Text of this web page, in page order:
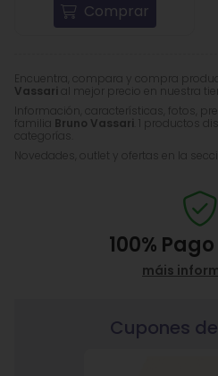
Encuentra, compara y compra
Vassari al mejor precio en nuestra
Información, características, fotos,
familia Bruno Vassari . 1 productos
categorías.
Novedades, outlet y ofertas en la
Comprar
100%
máis
Cupones